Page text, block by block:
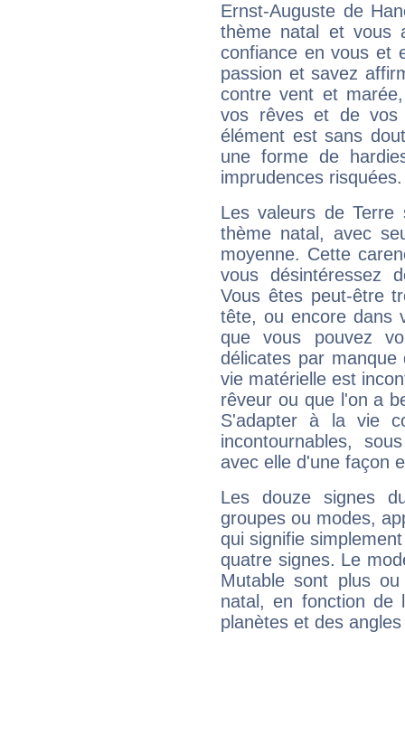
Ernst-Auguste de
thème natal et vous
confiance en vous et
passion et savez
contre vent et
vos rêves et de vos
élément est sans
une forme de
imprudences risquées.
Les valeurs de Terre
thème natal, avec
moyenne. Cette
vous désintéressez
Vous êtes peut-être
tête, ou encore dans
que vous pouvez
délicates par
vie matérielle est
rêveur ou que l'on a
S'adapter à la vie
incontournables,
avec elle d'une façon
Les douze signes
groupes ou modes,
qui signifie
quatre signes. Le
Mutable sont plus
natal, en fonction de
planètes et des